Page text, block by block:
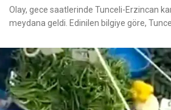
Olay, gece saatlerinde Tunceli-Erzincan
meydana geldi. Edinilen bilgiye göre,